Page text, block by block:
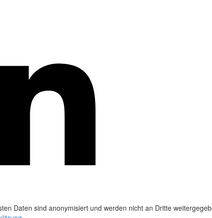
Daten sind anonymisiert und werden nicht an Dritte